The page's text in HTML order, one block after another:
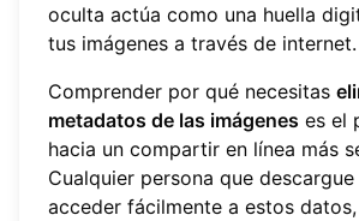
oculta actúa como una huella
tus imágenes a través de internet.
Comprender por qué necesitas
metadatos de las imágenes es el
hacia un compartir en línea más
Cualquier persona que
acceder fácilmente a estos